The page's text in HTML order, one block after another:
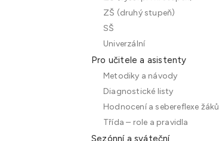
ZŠ (druhý stupeň)
SŠ
Univerzální
Pro učitele a asistenty
Metodiky a návody
Diagnostické listy
Hodnocení a sebereflexe žáků
Třída – role a pravidla
Sezónní a sváteční